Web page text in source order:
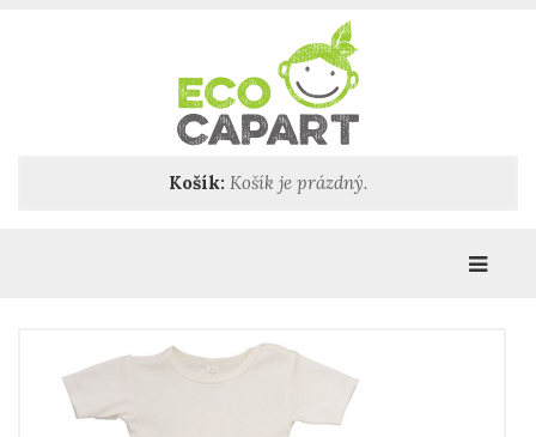
Košík: Košík je prázdný.